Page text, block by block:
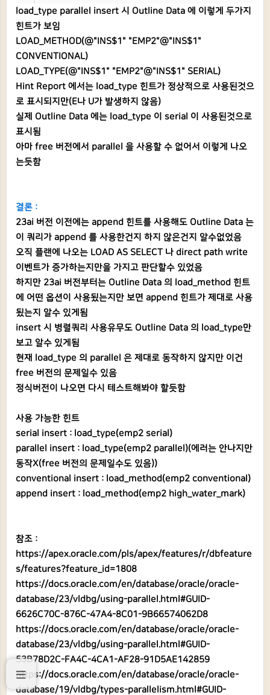
load_type parallel insert 시 Outline Data 에 이렇게 두가지
힌트가 보임
LOAD_METHOD(@"INS$1" "EMP2"@"INS$1"
CONVENTIONAL)
LOAD_TYPE(@"INS$1" "EMP2"@"INS$1" SERIAL)
Hint Report 에서는 load_type 힌트가 정상적으로 사용된것으
로 표시되지만(E나 U가 발생하지 않음)
실제 Outline Data 에는 load_type 이 serial 이 사용된것으로
표시됨
아마 free 버전에서 parallel 을 사용할 수 없어서 이렇게 나오
는듯함
결론 :
23ai 버전 이전에는 append 힌트를 사용해도 Outline Data 는
이 쿼리가 append 를 사용한건지 하지 않은건지 알수없었음
오직 플랜에 나오는 LOAD AS SELECT 나 direct path write
이벤트가 증가하는지만을 가지고 판단할수 있었음
하지만 23ai 버전부터는 Outline Data 의 load_method 힌트
에 어떤 옵션이 사용됬는지만 보면 append 힌트가 제대로 사용
됬는지 알수 있게됨
insert 시 병렬쿼리 사용유무도 Outline Data 의 load_type만
보고 알수 있게됨
현재 load_type 의 parallel 은 제대로 동작하지 않지만 이건
free 버전의 문제일수 있음
정식버전이 나오면 다시 테스트해봐야 할듯함
사용 가능한 힌트
serial insert : load_type(emp2 serial)
parallel insert : load_type(emp2 parallel)(에러는 안나지만
동작X(free 버전의 문제일수도 있음))
conventional insert : load_method(emp2 conventional)
append insert : load_method(emp2 high_water_mark)
참조 :
https://apex.oracle.com/pls/apex/features/r/dbfeature
s/features?feature_id=1808
https://docs.oracle.com/en/database/oracle/oracle-
database/23/vldbg/using-parallel.html#GUID-
6626C70C-876C-47A4-8C01-9B66574062D8
https://docs.oracle.com/en/database/oracle/oracle-
database/23/vldbg/using-parallel.html#GUID-
53B78D2C-FA4C-4CA1-AF28-91D5AE142859
https://docs.oracle.com/en/database/oracle/oracle-
database/19/vldbg/types-parallelism.html#GUID-